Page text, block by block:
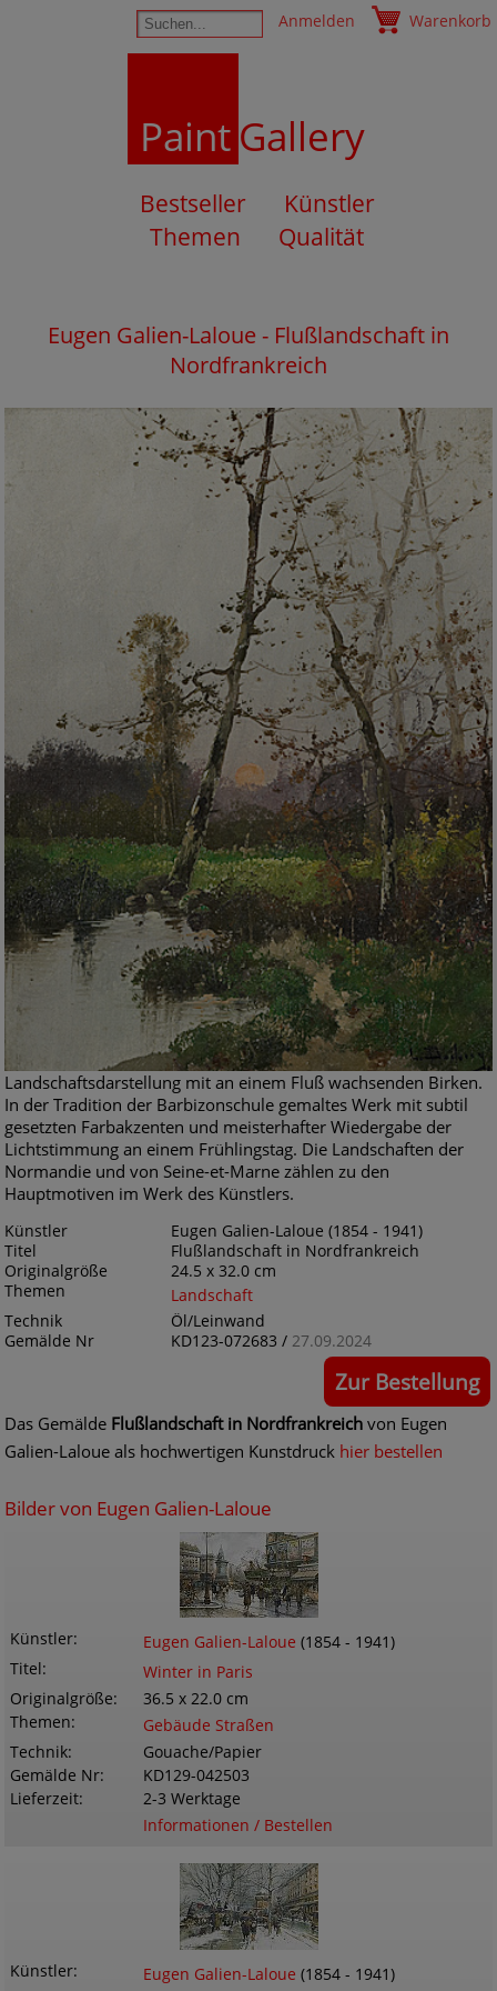
Anmelden Warenkorb
PaintGallery
Bestseller
Künstler
Themen
Qualität
Eugen Galien-Laloue - Flußlandschaft in
Nordfrankreich
Landschaftsdarstellung mit an einem Fluß wachsenden Birken.
In der Tradition der Barbizonschule gemaltes Werk mit subtil
gesetzten Farbakzenten und meisterhafter Wiedergabe der
Lichtstimmung an einem Frühlingstag. Die Landschaften der
Normandie und von Seine-et-Marne zählen zu den
Hauptmotiven im Werk des Künstlers.
Künstler
Eugen Galien-Laloue (1854 - 1941)
Titel
Flußlandschaft in Nordfrankreich
Originalgröße
24.5 x 32.0 cm
Themen
Landschaft
Technik
Öl/Leinwand
Gemälde Nr
KD123-072683 / 27.09.2024
Zur Bestellung
Das Gemälde Flußlandschaft in Nordfrankreich von Eugen
Galien-Laloue als hochwertigen Kunstdruck hier bestellen
Bilder von Eugen Galien-Laloue
Künstler Eugen Galien-Laloue (1854 - 1941)
Titel
Winter in Paris
Originalgröße
36.5 x 22.0 cm
Themen
Gebäude Straßen
Technik
Gouache/Papier
Gemälde Nr
KD129-042503
Lieferzeit
2-3 Werktage
Informationen / Bestellen
Künstler Eugen Galien-Laloue (1854 - 1941)